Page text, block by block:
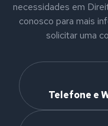
necessidades em
conosco para mais
solicitar uma
Telefone e